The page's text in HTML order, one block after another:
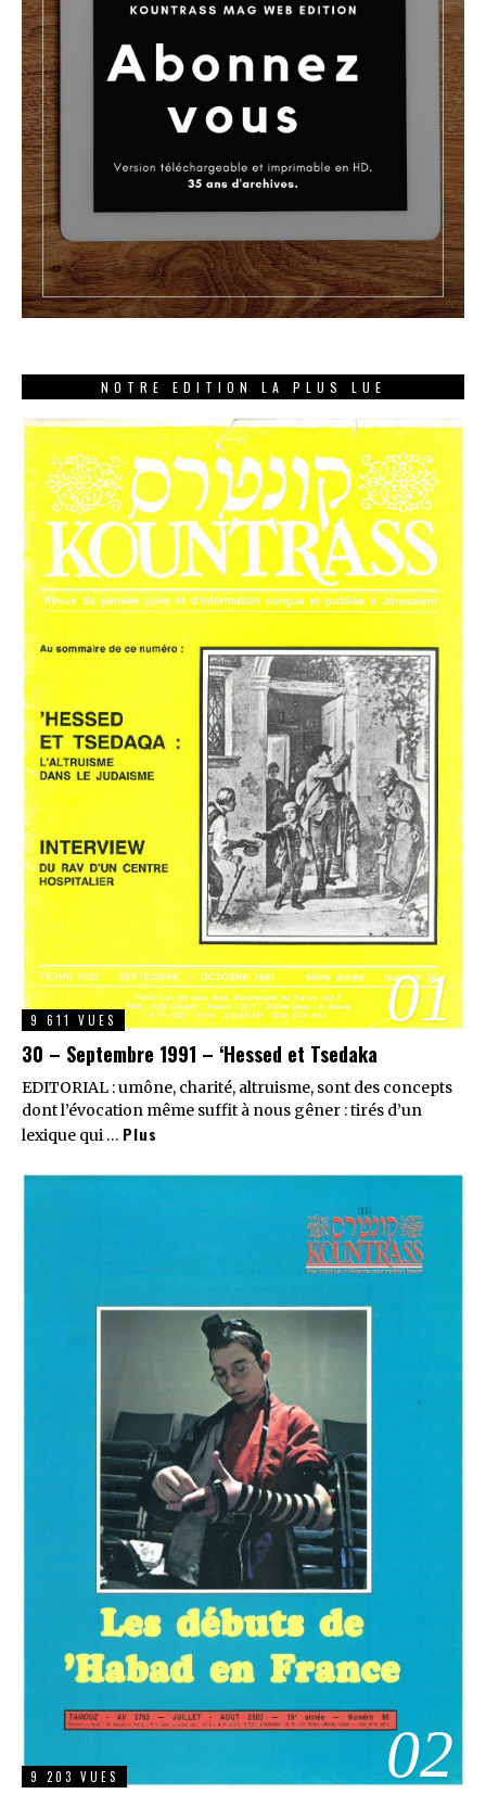
NOTRE EDITION LA PLUS LUE
9 611 VUES 01
30 – Septembre 1991 – ‘Hessed et Tsedaka
EDITORIAL : umône, charité, altruisme, sont des concepts
dont l’évocation même suffit à nous gêner : tirés d’un
lexique qui … Plus
9 203 VUES 02